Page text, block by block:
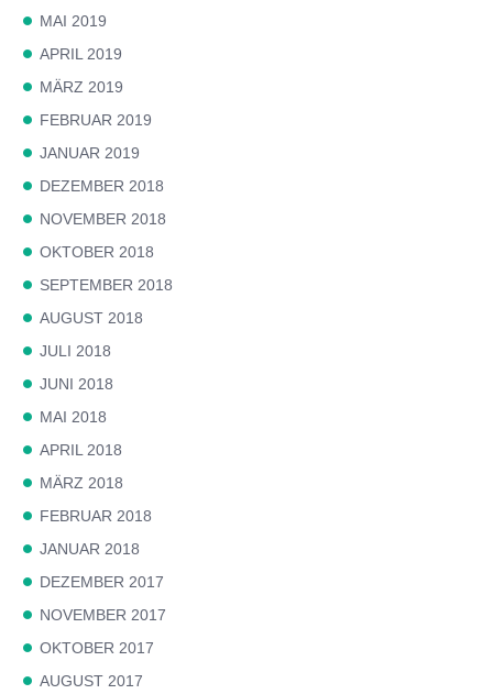
MAI 2019
APRIL 2019
MÄRZ 2019
FEBRUAR 2019
JANUAR 2019
DEZEMBER 2018
NOVEMBER 2018
OKTOBER 2018
SEPTEMBER 2018
AUGUST 2018
JULI 2018
JUNI 2018
MAI 2018
APRIL 2018
MÄRZ 2018
FEBRUAR 2018
JANUAR 2018
DEZEMBER 2017
NOVEMBER 2017
OKTOBER 2017
AUGUST 2017